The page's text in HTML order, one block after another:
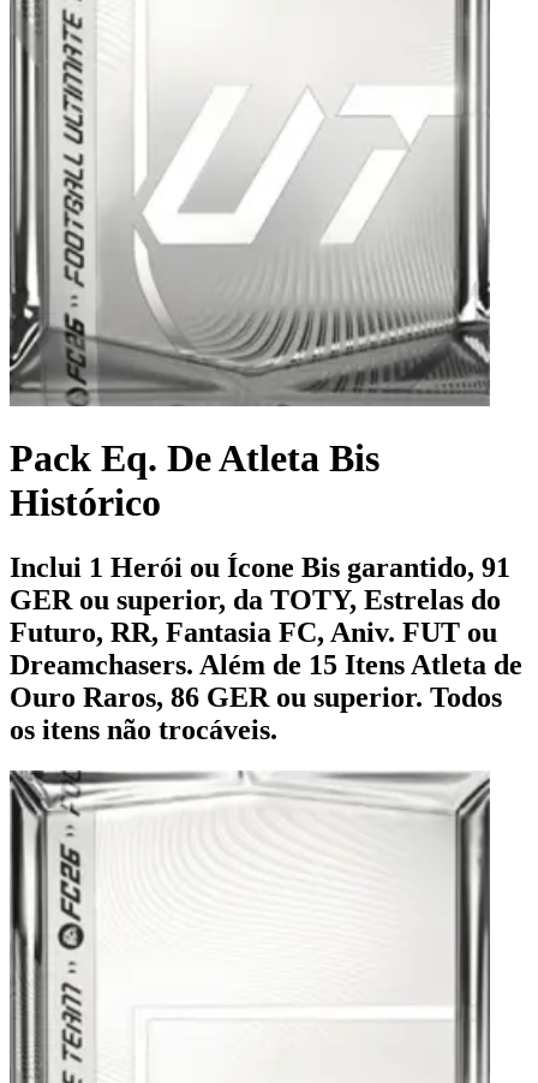
Pack Eq. De Atleta Bis
Histórico
Inclui 1 Herói ou Ícone Bis garantido, 91
GER ou superior, da TOTY, Estrelas do
Futuro, RR, Fantasia FC, Aniv. FUT ou
Dreamchasers. Além de 15 Itens Atleta de
Ouro Raros, 86 GER ou superior. Todos
os itens não trocáveis.